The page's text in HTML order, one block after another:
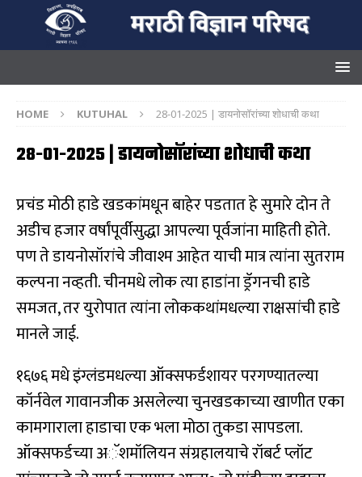
HOME KUTUHAL 28-01-2025 | डायनोसॉरांच्या शोधाची कथा
28-01-2025 | डायनोसॉरांच्या शोधाची कथा
प्रचंड मोठी हाडे खडकांमधून बाहेर पडतात हे सुमारे दोन ते
अडीच हजार वर्षांपूर्वीसुद्धा आपल्या पूर्वजांना माहिती होते.
पण ते डायनोसॉरांचे जीवाश्म आहेत याची मात्र त्यांना सुतराम
कल्पना नव्हती. चीनमधे लोक त्या हाडांना ड्रॅगनची हाडे
समजत, तर युरोपात त्यांना लोककथांमधल्या राक्षसांची हाडे
मानले जाई.
१६७६ मधे इंग्लंडमधल्या ऑक्सफर्डशायर परगण्यातल्या
कॉर्नवेल गावानजीक असलेल्या चुनखडकाच्या खाणीत एका
कामगाराला हाडाचा एक भला मोठा तुकडा सापडला.
ऑक्सफर्डच्या अॅशमॉलियन संग्रहालयाचे रॉबर्ट प्लॉट